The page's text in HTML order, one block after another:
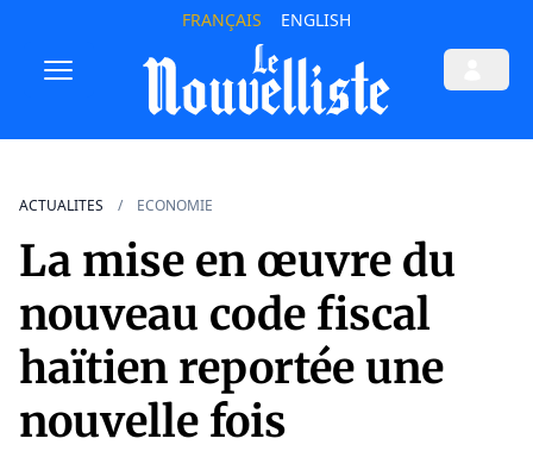
FRANÇAIS ENGLISH
ACTUALITES ECONOMIE
La mise en œuvre du
nouveau code fiscal
haïtien reportée une
nouvelle fois